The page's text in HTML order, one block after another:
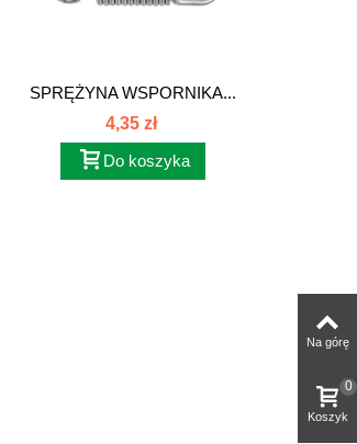
SPRĘŻYNA WSPORNIKA...
4,35 zł
Do koszyka
Na górę
Koszyk
0